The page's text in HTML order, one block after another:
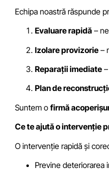
Echipa noastră răspunde
Evaluare rapidă –
Izolare provizorie –
Reparații imediate
Plan de
Suntem o firmă
Ce te ajută o intervenție
O intervenție rapidă și
Previne deteriorarea